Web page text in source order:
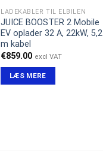
LADEKABLER TIL ELBILEN
JUICE BOOSTER 2 Mobile
EV oplader 32 A, 22kW, 5,2
m kabel
€859.00 excl VAT
LÆS MERE